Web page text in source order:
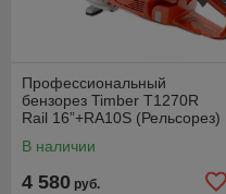
Профессиональный
бензорез Timber T1270R
Rail 16”+RA10S (Рельсорез)
В наличии
4 580 руб.